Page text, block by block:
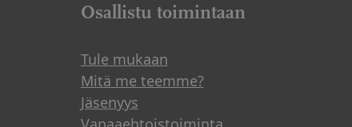
Osallistu toimintaan
Tule mukaan
Mitä me teemme?
Jäsenyys